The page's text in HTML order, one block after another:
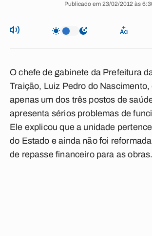
Publicado em 23/02/2012 às
O chefe de gabinete da Prefeitura
Traição, Luiz Pedro do Nascimento,
apenas um dos três postos de
apresenta sérios problemas de
Ele explicou que a unidade
do Estado e ainda não foi
de repasse financeiro para as obras.